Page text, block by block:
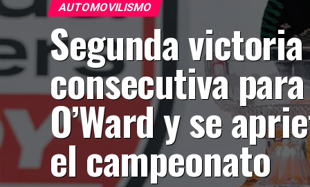
AUTOMOVILISMO
Segunda victoria
consecutiva para
O’Ward y se
el campeonato